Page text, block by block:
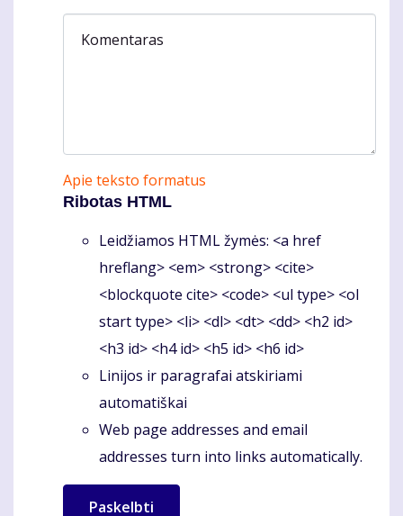
Komentaras
Apie teksto formatus
Ribotas HTML
Leidžiamos HTML žymės: <a href
hreflang> <em> <strong> <cite>
<blockquote cite> <code> <ul type> <ol
start type> <li> <dl> <dt> <dd> <h2 id>
<h3 id> <h4 id> <h5 id> <h6 id>
Linijos ir paragrafai atskiriami
automatiškai
Web page addresses and email
addresses turn into links automatically.